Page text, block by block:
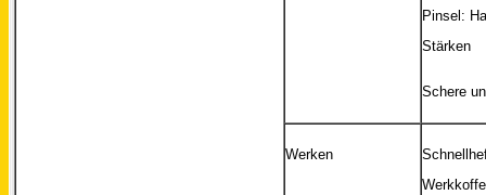
Pinsel:
Stärken
Schere
Werken